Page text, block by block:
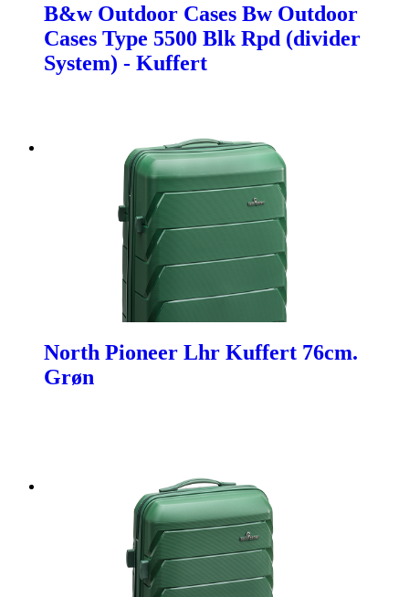
B&w Outdoor Cases Bw Outdoor
Cases Type 5500 Blk Rpd (divider
System) - Kuffert
North Pioneer Lhr Kuffert 76cm.
Grøn